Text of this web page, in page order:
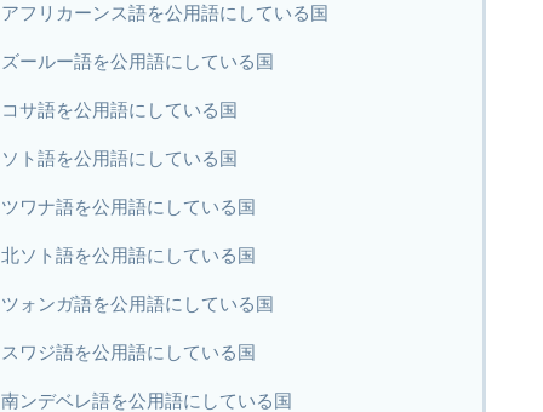
アフリカーンス語を公用語にしている国
ズールー語を公用語にしている国
コサ語を公用語にしている国
ソト語を公用語にしている国
ツワナ語を公用語にしている国
北ソト語を公用語にしている国
ツォンガ語を公用語にしている国
スワジ語を公用語にしている国
南ンデベレ語を公用語にしている国